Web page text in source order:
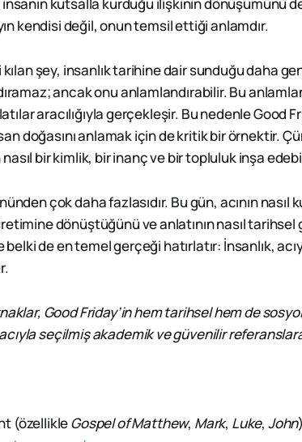
kendisi değil, onun temsil ettiği anlamdır.
kılan şey, insanlık tarihine dair sunduğu daha
ancak onu anlamlandırabilir. Bu
aracılığıyla gerçekleşir. Bu nedenle Good
doğasını anlamak için de kritik bir örnektir.
nasıl bir kimlik, bir inanç ve bir topluluk inşa
çok daha fazlasıdır. Bu gün, acının nasıl
dönüştüğünü ve anlatının nasıl
de en temel gerçeği hatırlatır: İnsanlık,
Good Friday’in hem tarihsel hem de
seçilmiş akademik ve güvenilir
(özellikleGospel of Matthew, Mark, Luke, John)